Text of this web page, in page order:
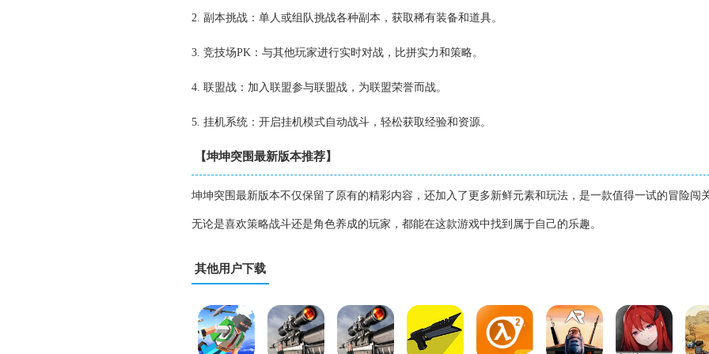
2. 副本挑战：单人或组队挑战各种副本，获取稀有装备和道具。
3. 竞技场PK：与其他玩家进行实时对战，比拼实力和策略。
4. 联盟战：加入联盟参与联盟战，为联盟荣誉而战。
5. 挂机系统：开启挂机模式自动战斗，轻松获取经验和资源。
【坤坤突围最新版本推荐】
坤坤突围最新版本不仅保留了原有的精彩内容，还加入了更多新鲜元素和玩法，是一款值得一试的冒险闯
无论是喜欢策略战斗还是角色养成的玩家，都能在这款游戏中找到属于自己的乐趣。
其他用户下载